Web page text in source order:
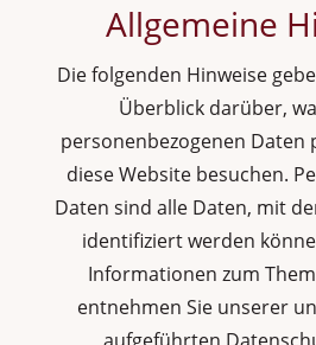
Allgemeine
Die folgenden Hinweise
Überblick darüber,
personenbezogenen Daten
diese Website besuchen.
Daten sind alle Daten, mit
identifiziert werden
Informationen zum
entnehmen Sie unserer